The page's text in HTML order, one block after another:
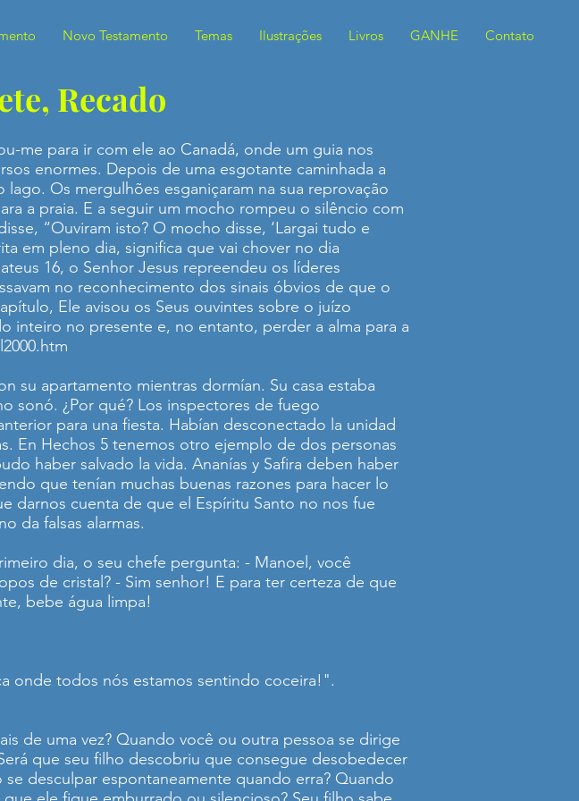
Novo Testamento Temas Ilustrações Livros GANHE Contato
Recado
me para ir com ele ao Canadá, onde um guia nos
enormes. Depois de uma esgotante caminhada a
Os mergulhões esganiçaram na sua reprovação
a praia. E a seguir um mocho rompeu o silêncio com
“Ouviram isto? O mocho disse, ‘Largai tudo e
em pleno dia, significa que vai chover no dia
16, o Senhor Jesus repreendeu os líderes
no reconhecimento dos sinais óbvios de que o
Ele avisou os Seus ouvintes sobre o juízo
inteiro no presente e, no entanto, perder a alma para a
su apartamento mientras dormían. Su casa estaba
sonó. ¿Por qué? Los inspectores de fuego
para una fiesta. Habían desconectado la unidad
En Hechos 5 tenemos otro ejemplo de dos personas
haber salvado la vida. Ananías y Safira deben haber
que tenían muchas buenas razones para hacer lo
darnos cuenta de que el Espíritu Santo no nos fue
da falsas alarmas.
dia, o seu chefe pergunta: - Manoel, você
de cristal? - Sim senhor! E para ter certeza de que
bebe água limpa!
onde todos nós estamos sentindo coceira!".
de uma vez? Quando você ou outra pessoa se dirige
que seu filho descobriu que consegue desobedecer
desculpar espontaneamente quando erra? Quando